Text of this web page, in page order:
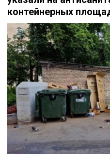
контейнерных